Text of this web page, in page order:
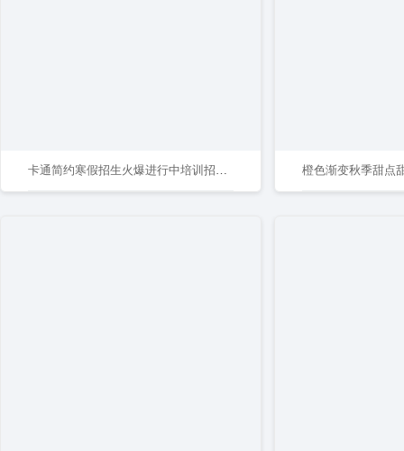
卡通简约寒假招生火爆进行中培训招生展架 橙色渐变秋季甜点